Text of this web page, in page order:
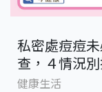
私密處痘痘
查，４情況
健康生活